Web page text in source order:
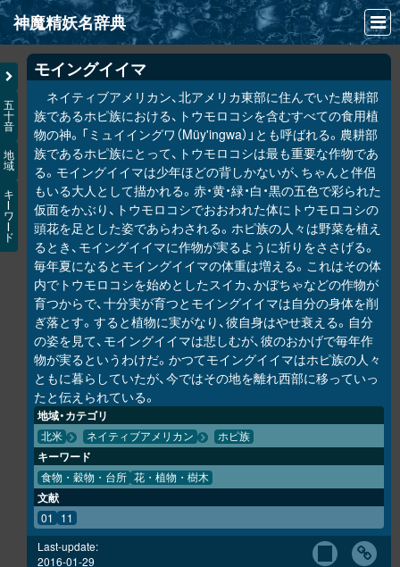
神魔精妖名辞典
NEWS
INFO
文献
検索
凖項目
画像資料便覧
LINK
五
十
音
地
域
キ
ワ
ド
モイングイイマ
ネイティブアメリカン、北アメリカ東部に住んでいた農耕部
族であるホピ族における、トウモロコシを含むすべての食用植
物の神。「ミュイイングワ（Müy'ingwa）」とも呼ばれる。農耕部
族であるホピ族にとって、トウモロコシは最も重要な作物であ
る。モイングイイマは少年ほどの背しかないが、ちゃんと伴侶
もいる大人として描かれる。赤・黄・緑・白・黒の五色で彩られた
仮面をかぶり、トウモロコシでおおわれた体にトウモロコシの
頭花を足とした姿であらわされる。ホピ族の人々は野菜を植え
るとき、モイングイイマに作物が実るように祈りをささげる。
毎年夏になるとモイングイイマの体重は増える。これはその体
内でトウモロコシを始めとしたスイカ、かぼちゃなどの作物が
育つからで、十分実が育つとモイングイイマは自分の身体を削
ぎ落とす。すると植物に実がなり、彼自身はやせ衰える。自分
の姿を見て、モイングイイマは悲しむが、彼のおかげで毎年作
物が実るというわけだ。かつてモイングイイマはホピ族の人々
ともに暮らしていたが、今ではその地を離れ西部に移っていっ
たと伝えられている。
地域・カテゴリ
北米 ネイティブアメリカン ホピ族
キーワード
食物・穀物・台所 花・植物・樹木
文献
01
11
Last-update:
2016-01-29